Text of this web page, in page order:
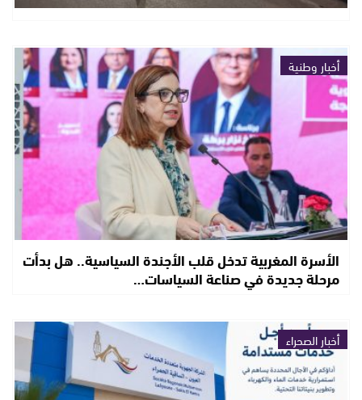
أخبار وطنية
الأسرة المغربية تدخل قلب الأجندة السياسية.. هل بدأت
مرحلة جديدة في صناعة السياسات…
أخبار الصحراء